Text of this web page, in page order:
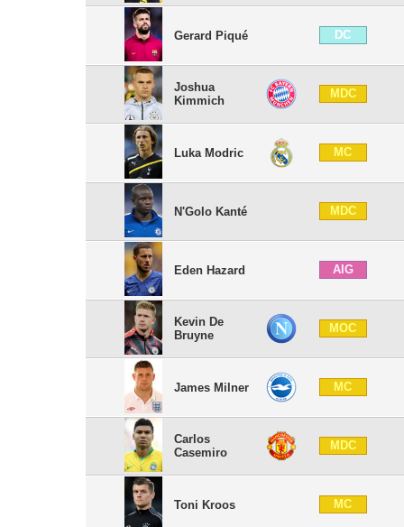
Gerard Piqué DC
Joshua
Kimmich
MDC
Luka Modric MC
N'Golo Kanté MDC
Eden Hazard AIG
Kevin De
Bruyne
MOC
James Milner MC
Carlos
Casemiro
MDC
Toni Kroos MC